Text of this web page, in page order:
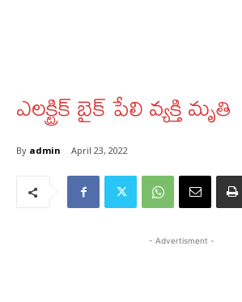
ఎలక్ట్రిక్‌ బైక్‌ పేలి వ్యక్తి మృతి
By admin April 23, 2022
- Advertisment -